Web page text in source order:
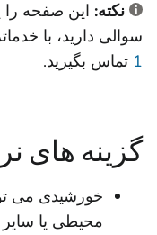
نکته: این صفحه را
سوالی دارید، با خدمات
1 تماس بگیرید.
گزینه های
خورشیدی می
محیطی یا